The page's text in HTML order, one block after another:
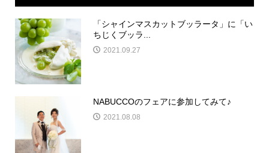
「シャインマスカットブッラータ」に「い
ちじくブッラ...
2021.09.27
NABUCCOのフェアに参加してみて♪
2021.08.08